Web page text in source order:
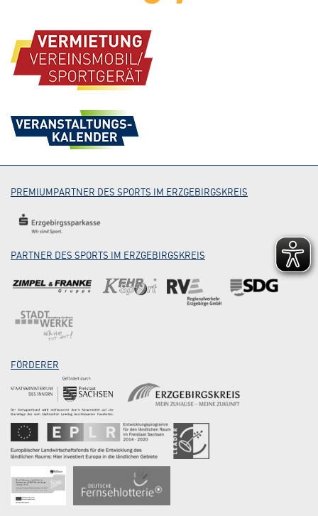
PREMIUMPARTNER DES SPORTS IM ERZGEBIRGSKREIS
PARTNER DES SPORTS IM ERZGEBIRGSKREIS
FÖRDERER